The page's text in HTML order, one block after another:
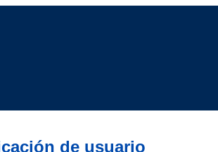
de usuario